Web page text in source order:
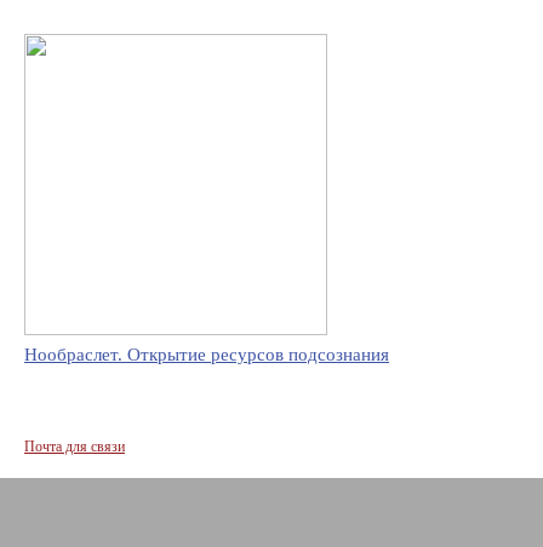
Нообраслет. Открытие ресурсов подсознания
Почта для связи